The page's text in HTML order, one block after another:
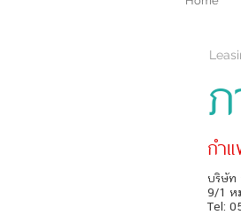
กำ
บริษัท
9/1 ห
Tel: